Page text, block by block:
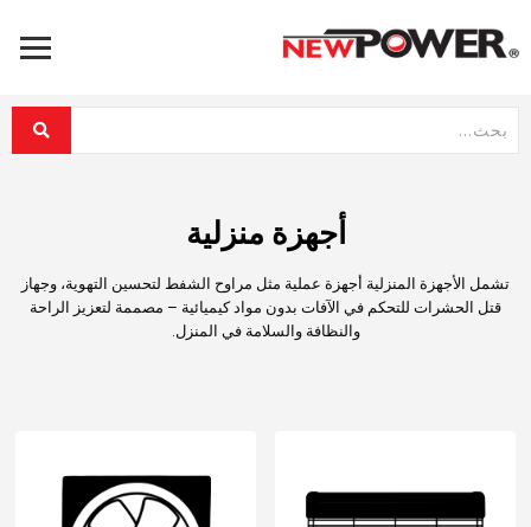
أجهزة منزلية
تشمل الأجهزة المنزلية أجهزة عملية مثل مراوح الشفط لتحسين التهوية، وجهاز
قتل الحشرات للتحكم في الآفات بدون مواد كيميائية – مصممة لتعزيز الراحة
والنظافة والسلامة في المنزل.